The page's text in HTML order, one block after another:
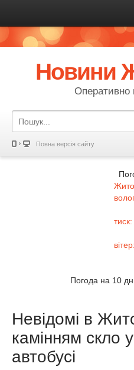
Новини
Оперативно
Повна версія сайту
тиск:
вітер:
Погода на 10
Невідомі в
камінням скло
автобусі